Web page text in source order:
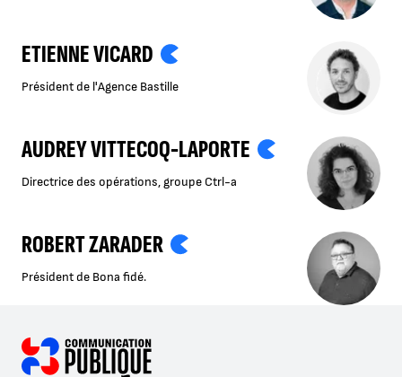
ETIENNE VICARD
Président de l'Agence Bastille
AUDREY VITTECOQ-LAPORTE
Directrice des opérations, groupe Ctrl-a
ROBERT ZARADER
Président de Bona fidé.